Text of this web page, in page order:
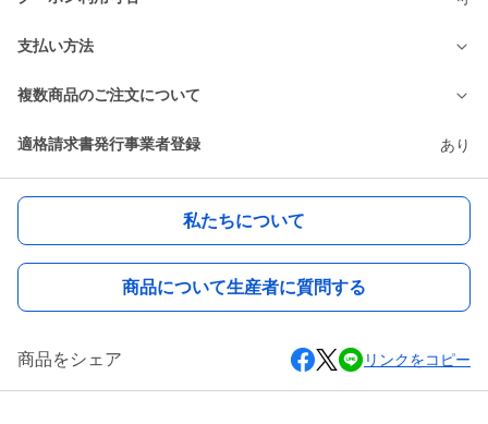
支払い方法
複数商品のご注文について
適格請求書発行事業者登録 あり
私たちについて
商品について生産者に質問する
商品をシェア リンクをコピー